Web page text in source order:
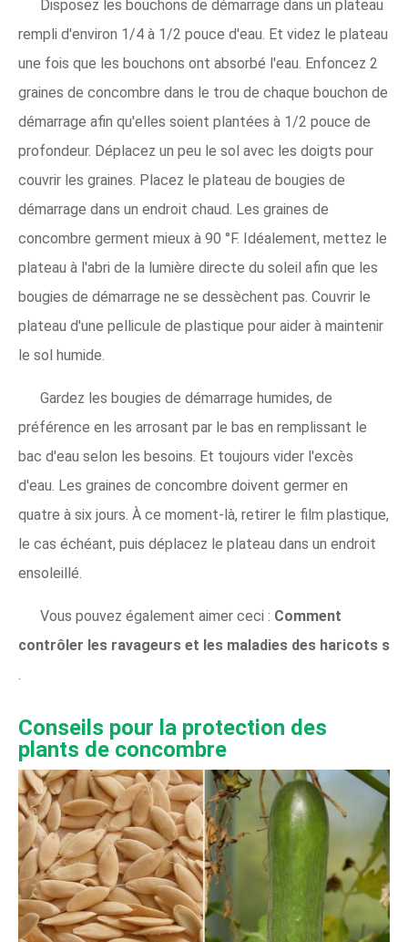
Disposez les bouchons de démarrage dans un plateau
rempli d'environ 1/4 à 1/2 pouce d'eau. Et videz le plateau
une fois que les bouchons ont absorbé l'eau. Enfoncez 2
graines de concombre dans le trou de chaque bouchon de
démarrage afin qu'elles soient plantées à 1/2 pouce de
profondeur. Déplacez un peu le sol avec les doigts pour
couvrir les graines. Placez le plateau de bougies de
démarrage dans un endroit chaud. Les graines de
concombre germent mieux à 90 °F. Idéalement, mettez le
plateau à l'abri de la lumière directe du soleil afin que les
bougies de démarrage ne se dessèchent pas. Couvrir le
plateau d'une pellicule de plastique pour aider à maintenir
le sol humide.
Gardez les bougies de démarrage humides, de
préférence en les arrosant par le bas en remplissant le
bac d'eau selon les besoins. Et toujours vider l'excès
d'eau. Les graines de concombre doivent germer en
quatre à six jours. À ce moment-là, retirer le film plastique,
le cas échéant, puis déplacez le plateau dans un endroit
ensoleillé.
Vous pouvez également aimer ceci : Comment
contrôler les ravageurs et les maladies des haricots s
Conseils pour la protection des
plants de concombre